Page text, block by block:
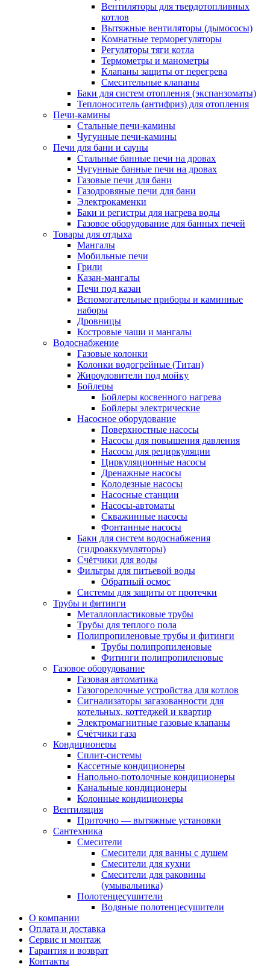
Вентиляторы для твердотопливных
котлов
Вытяжные вентиляторы (дымососы)
Комнатные терморегуляторы
Регуляторы тяги котла
Термометры и манометры
Клапаны защиты от перегрева
Смесительные клапаны
Баки для систем отопления (экспанзоматы)
Теплоноситель (антифриз) для отопления
Печи-камины
Стальные печи-камины
Чугунные печи-камины
Печи для бани и сауны
Стальные банные печи на дровах
Чугунные банные печи на дровах
Газовые печи для бани
Газодровяные печи для бани
Электрокаменки
Баки и регистры для нагрева воды
Газовое оборудование для банных печей
Товары для отдыха
Мангалы
Мобильные печи
Грили
Казан-мангалы
Печи под казан
Вспомогательные приборы и каминные
наборы
Дровницы
Костровые чаши и мангалы
Водоснабжение
Газовые колонки
Колонки водогрейные (Титан)
Жироуловители под мойку
Бойлеры
Бойлеры косвенного нагрева
Бойлеры электрические
Насосное оборудование
Поверхностные насосы
Насосы для повышения давления
Насосы для рециркуляции
Циркуляционные насосы
Дренажные насосы
Колодезные насосы
Насосные станции
Насосы-автоматы
Скважинные насосы
Фонтанные насосы
Баки для систем водоснабжения
(гидроаккумуляторы)
Счётчики для воды
Фильтры для питьевой воды
Обратный осмос
Системы для защиты от протечки
Трубы и фитинги
Металлопластиковые трубы
Трубы для теплого пола
Полипропиленовые трубы и фитинги
Трубы полипропиленовые
Фитинги полипропиленовые
Газовое оборудование
Газовая автоматика
Газогорелочные устройства для котлов
Сигнализаторы загазованности для
котельных, коттеджей и квартир
Электромагнитные газовые клапаны
Счётчики газа
Кондиционеры
Сплит-системы
Кассетные кондиционеры
Напольно-потолочные кондиционеры
Канальные кондиционеры
Колонные кондиционеры
Вентиляция
Приточно — вытяжные установки
Сантехника
Смесители
Смесители для ванны с душем
Смесители для кухни
Смесители для раковины
(умывальника)
Полотенцесушители
Водяные полотенцесушители
О компании
Оплата и доставка
Сервис и монтаж
Гарантия и возврат
Контакты